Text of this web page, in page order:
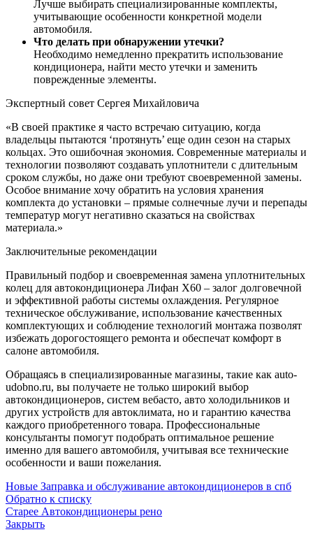
Лучше выбирать специализированные комплекты,
учитывающие особенности конкретной модели
автомобиля.
Что делать при обнаружении утечки?
Необходимо немедленно прекратить использование
кондиционера, найти место утечки и заменить
поврежденные элементы.
Экспертный совет Сергея Михайловича
«В своей практике я часто встречаю ситуацию, когда
владельцы пытаются ‘протянуть’ еще один сезон на старых
кольцах. Это ошибочная экономия. Современные материалы и
технологии позволяют создавать уплотнители с длительным
сроком службы, но даже они требуют своевременной замены.
Особое внимание хочу обратить на условия хранения
комплекта до установки – прямые солнечные лучи и перепады
температур могут негативно сказаться на свойствах
материала.»
Заключительные рекомендации
Правильный подбор и своевременная замена уплотнительных
колец для автокондиционера Лифан Х60 – залог долговечной
и эффективной работы системы охлаждения. Регулярное
техническое обслуживание, использование качественных
комплектующих и соблюдение технологий монтажа позволят
избежать дорогостоящего ремонта и обеспечат комфорт в
салоне автомобиля.
Обращаясь в специализированные магазины, такие как auto-
udobno.ru, вы получаете не только широкий выбор
автокондиционеров, систем вебасто, авто холодильников и
других устройств для автоклимата, но и гарантию качества
каждого приобретенного товара. Профессиональные
консультанты помогут подобрать оптимальное решение
именно для вашего автомобиля, учитывая все технические
особенности и ваши пожелания.
Новые Заправка и обслуживание автокондиционеров в спб
Обратно к списку
Старее Автокондиционеры рено
Закрыть